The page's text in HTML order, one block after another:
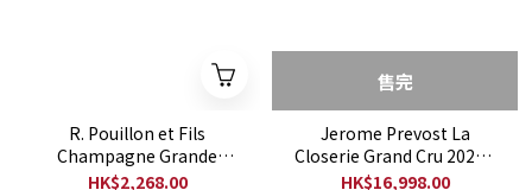
R. Pouillon et Fils
Champagne Grande
Vallee Extra Brut NV - 6支
HK$2,268.00
售完
Jerome Prevost La
Closerie Grand Cru 2022 -
6支裝優惠
HK$16,998.00